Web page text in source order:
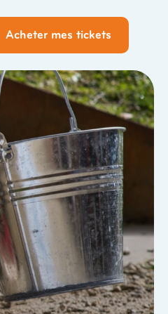
Acheter mes tickets